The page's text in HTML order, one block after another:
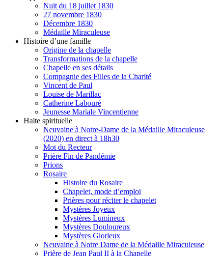
Nuit du 18 juillet 1830
27 novembre 1830
Décembre 1830
Médaille Miraculeuse
Histoire d’une famille
Origine de la chapelle
Transformations de la chapelle
Chapelle en ses détails
Compagnie des Filles de la Charité
Vincent de Paul
Louise de Marillac
Catherine Labouré
Jeunesse Mariale Vincentienne
Halte spirituelle
Neuvaine à Notre-Dame de la Médaille Miraculeuse
(2020) en direct à 18h30
Mot du Recteur
Prière Fin de Pandémie
Prions
Rosaire
Histoire du Rosaire
Chapelet, mode d’emploi
Prières pour réciter le chapelet
Mystères Joyeux
Mystères Lumineux
Mystères Douloureux
Mystères Glorieux
Neuvaine à Notre Dame de la Médaille Miraculeuse
Prière de Jean Paul II à la Chapelle